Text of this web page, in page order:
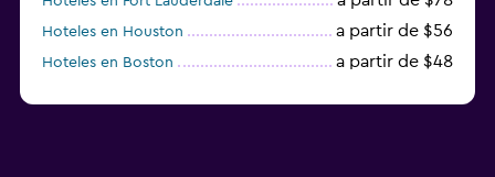
Hoteles en Houston a partir de $56
Hoteles en Boston a partir de $48